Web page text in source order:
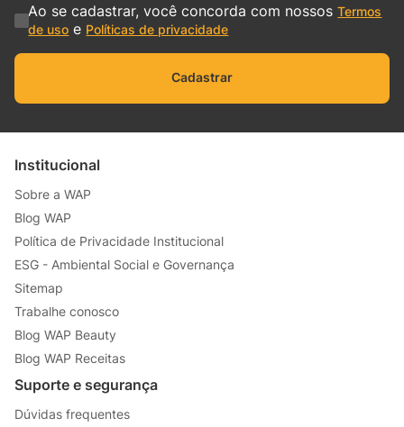
Ao se cadastrar, você concorda com nossosTermos
de uso e Políticas de privacidade
Cadastrar
Institucional
Sobre a WAP
Blog WAP
Política de Privacidade Institucional
ESG - Ambiental Social e Governança
Sitemap
Trabalhe conosco
Blog WAP Beauty
Blog WAP Receitas
Suporte e segurança
Dúvidas frequentes